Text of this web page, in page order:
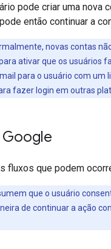
pode criar uma
então continuar a
novas contas
ativar que os usuários
para o usuário com um
fazer login em outras
Google
fluxos que podem
que o usuário
de continuar a ação